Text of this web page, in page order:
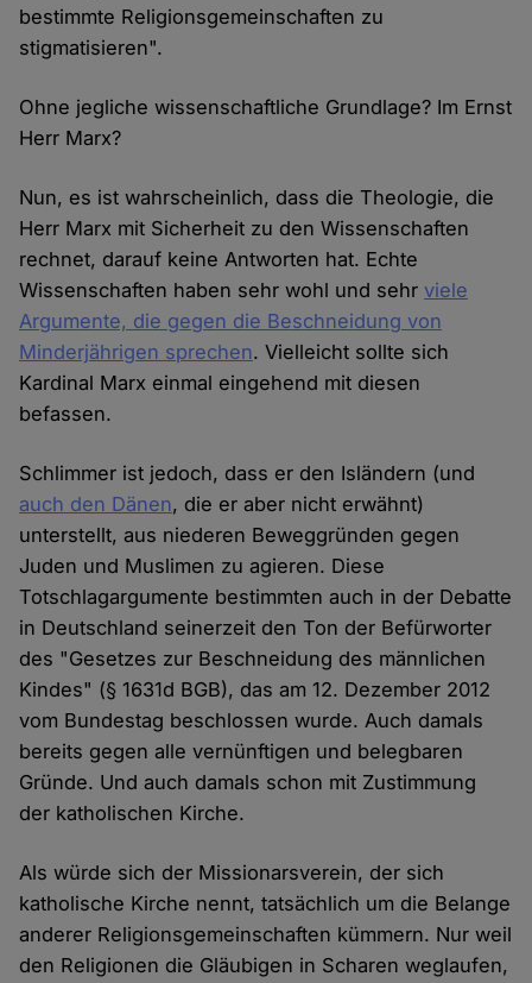
bestimmte Religionsgemeinschaften zu
stigmatisieren".
Ohne jegliche wissenschaftliche Grundlage? Im Ernst
Herr Marx?
Nun, es ist wahrscheinlich, dass die Theologie, die
Herr Marx mit Sicherheit zu den Wissenschaften
rechnet, darauf keine Antworten hat. Echte
Wissenschaften haben sehr wohl und sehrviele
Argumente, die gegen die Beschneidung von
Minderjährigen sprechen. Vielleicht sollte sich
Kardinal Marx einmal eingehend mit diesen
befassen.
Schlimmer ist jedoch, dass er den Isländern (und
auch den Dänen, die er aber nicht erwähnt)
unterstellt, aus niederen Beweggründen gegen
Juden und Muslimen zu agieren. Diese
Totschlagargumente bestimmten auch in der Debatte
in Deutschland seinerzeit den Ton der Befürworter
des "Gesetzes zur Beschneidung des männlichen
Kindes" (§ 1631d BGB), das am 12. Dezember 2012
vom Bundestag beschlossen wurde. Auch damals
bereits gegen alle vernünftigen und belegbaren
Gründe. Und auch damals schon mit Zustimmung
der katholischen Kirche.
Als würde sich der Missionarsverein, der sich
katholische Kirche nennt, tatsächlich um die Belange
anderer Religionsgemeinschaften kümmern. Nur weil
den Religionen die Gläubigen in Scharen weglaufen,